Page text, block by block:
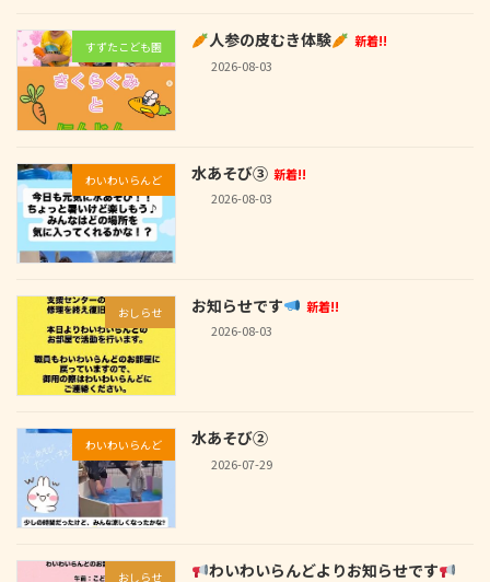
すずたこども園 人参の皮むき体験
新着!!
2026-08-03
わいわいらんど 水あそび③ 新着!!
2026-08-03
おしらせ お知らせです
新着!!
2026-08-03
わいわいらんど 水あそび②
2026-07-29
おしらせ わいわいらんどよりお知らせです